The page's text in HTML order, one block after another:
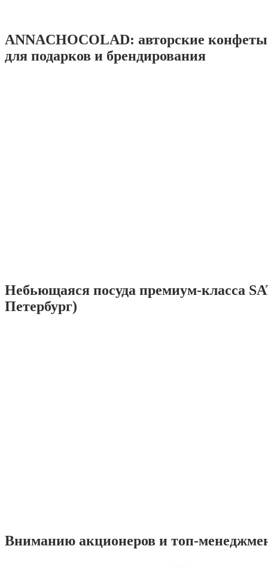
ANNACHOCOLAD: авторские
для подарков и брендирования
Небьющаяся посуда премиум-класса
Петербург)
Вниманию акционеров и топ-